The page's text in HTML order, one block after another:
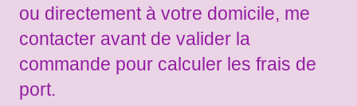
ou directement à votre domicile, me
contacter avant de valider la
commande pour calculer les frais de
port.